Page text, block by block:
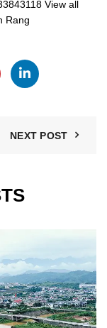
View all
Rang
NEXT POST